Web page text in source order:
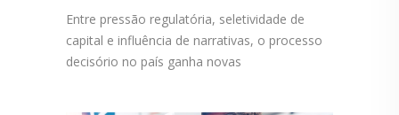
Entre pressão regulatória, seletividade de
capital e influência de narrativas, o processo
decisório no país ganha novas